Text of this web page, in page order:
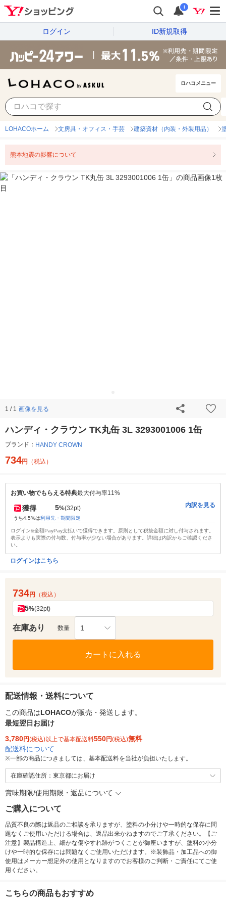
i
ログイン ID新規取得
ロハコメニュー
LOHACOホーム 文房具・オフィス・手芸 建築資材（内装・外装用品）
熊本地震の影響について
1 / 1 画像を見る
ハンディ・クラウン TK丸缶 3L 3293001006 1缶
ブランド： HANDY CROWN
734円 （税込）
お買い物でもらえる特典最大付与率11%
獲得 5%(32pt)
うち4.5%は利用先・期間限定
内訳を見る
ログイン&全額PayPay支払いで獲得できます。原則として税抜金額に対し付与されます。
表示よりも実際の付与数、付与率が少ない場合があります。詳細は内訳からご確認くださ
い。
ログインはこちら
734円 （税込）
5%(32pt)
在庫あり 数量 1
カートに入れる
配送情報・送料について
この商品はLOHACOが販売・発送します。
最短翌日お届け
3,780円(税込)以上で基本配送料550円(税込)無料
配送料について
※一部の商品につきましては、基本配送料を当社が負担いたします。
在庫確認住所：東京都にお届け
賞味期限/使用期限・返品について
ご購入について
品質不良の際は返品のご相談を承りますが、塗料の小分けや一時的な保存に問
題なくご使用いただける場合は、返品出来かねますのでご了承ください。【ご
注意】製品構造上、細かな傷やすれ跡がつくことが御座いますが、塗料の小分
けや一時的な保存には問題なくご使用いただけます。※装飾品・加工品への御
使用はメーカー想定外の使用となりますのでお客様のご判断・ご責任にてご使
用ください。
こちらの商品もおすすめ